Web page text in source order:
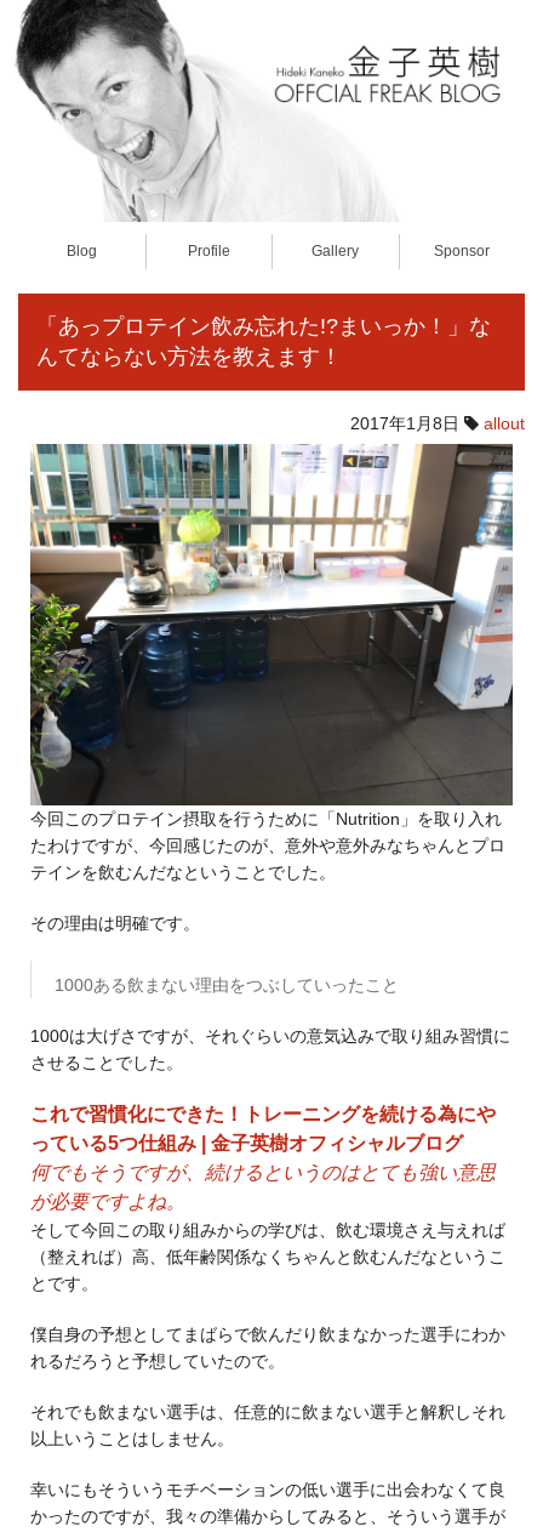
Blog Profile Gallery Sponsor
「あっプロテイン飲み忘れた!?まいっか！」な
んてならない方法を教えます！
2017年1月8日 allout
今回このプロテイン摂取を行うために「Nutrition」を取り入れ
たわけですが、今回感じたのが、意外や意外みなちゃんとプロ
テインを飲むんだなということでした。
その理由は明確です。
1000ある飲まない理由をつぶしていったこと
1000は大げさですが、それぐらいの意気込みで取り組み習慣に
させることでした。
これで習慣化にできた！トレーニングを続ける為にや
っている5つ仕組み | 金子英樹オフィシャルブログ
何でもそうですが、続けるというのはとても強い意思
が必要ですよね。
そして今回この取り組みからの学びは、飲む環境さえ与えれば
（整えれば）高、低年齢関係なくちゃんと飲むんだなというこ
とです。
僕自身の予想としてまばらで飲んだり飲まなかった選手にわか
れるだろうと予想していたので。
それでも飲まない選手は、任意的に飲まない選手と解釈しそれ
以上いうことはしません。
幸いにもそういうモチベーションの低い選手に出会わなくて良
かったのですが、我々の準備からしてみると、そういう選手が